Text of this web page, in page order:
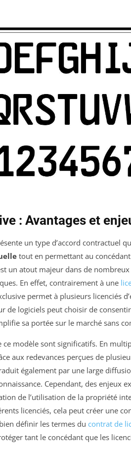
: Avantages et
un type d’accord contractuel
tout en permettant au
un atout majeur dans de
En effet, contrairement à une
permet à plusieurs licenciés
de logiciels peut choisir de
sa portée sur le marché sans
ce modèle sont significatifs. En
aux redevances perçues de
également par une large
Cependant, des enjeux
de l’utilisation de la propriété
licenciés, cela peut créer une
définir les termes du contrat de
tant le concédant que les